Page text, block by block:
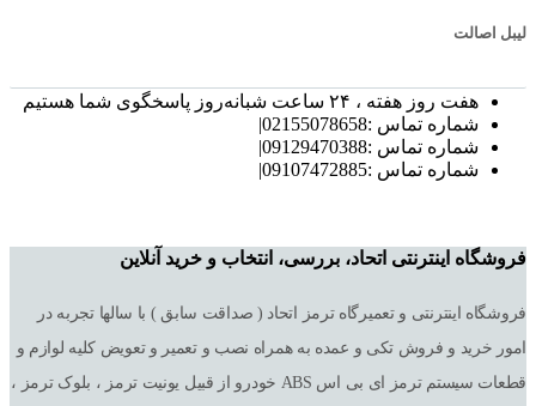
لیبل اصالت
هفت روز هفته ، ۲۴ ساعت شبانه‌روز پاسخگوی شما هستیم
شماره تماس :02155078658|
شماره تماس :09129470388|
شماره تماس :09107472885|
فروشگاه اینترنتی اتحاد، بررسی، انتخاب و خرید آنلاین
فروشگاه اینترنتی و تعمیرگاه ترمز اتحاد ( صداقت سابق ) با سالها تجربه در
امور خرید و فروش تکی و عمده به همراه نصب و تعمیر و تعویض کلیه لوازم و
قطعات سیستم ترمز ای بی اس ABS خودرو از قبیل یونیت ترمز ، بلوک ترمز ،